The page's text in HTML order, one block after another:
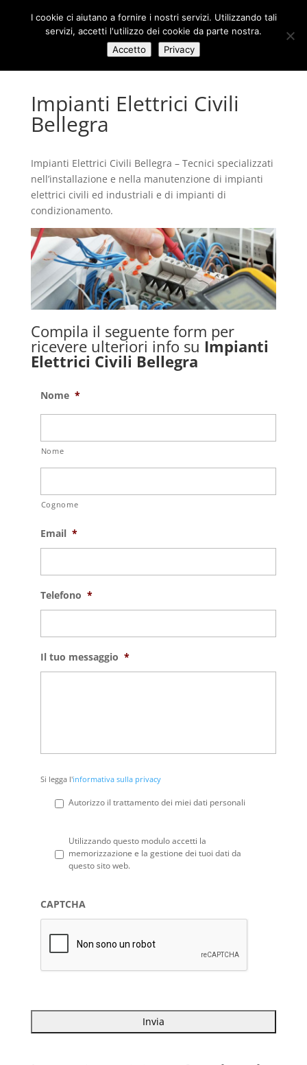
Impianti Elettrici Civili
Bellegra
Impianti Elettrici Civili Bellegra – Tecnici specializzati
nell’installazione e nella manutenzione di impianti
elettrici civili ed industriali e di impianti di
condizionamento.
Compila il seguente form per
ricevere ulteriori info su Impianti
Elettrici Civili Bellegra
Nome *
Nome
Cognome
Email *
Telefono *
Il tuo messaggio *
Si
legga
l'informativa
Si legga l'informativa sulla privacy
Autorizzo il trattamento dei miei dati personali
Privacy *
Utilizzando questo modulo accetti la
memorizzazione e la gestione dei tuoi dati da
questo sito web.
CAPTCHA
I cookie ci aiutano a fornire i nostri servizi. Utilizzando tali
servizi, accetti l'utilizzo dei cookie da parte nostra.
Accetto
Privacy